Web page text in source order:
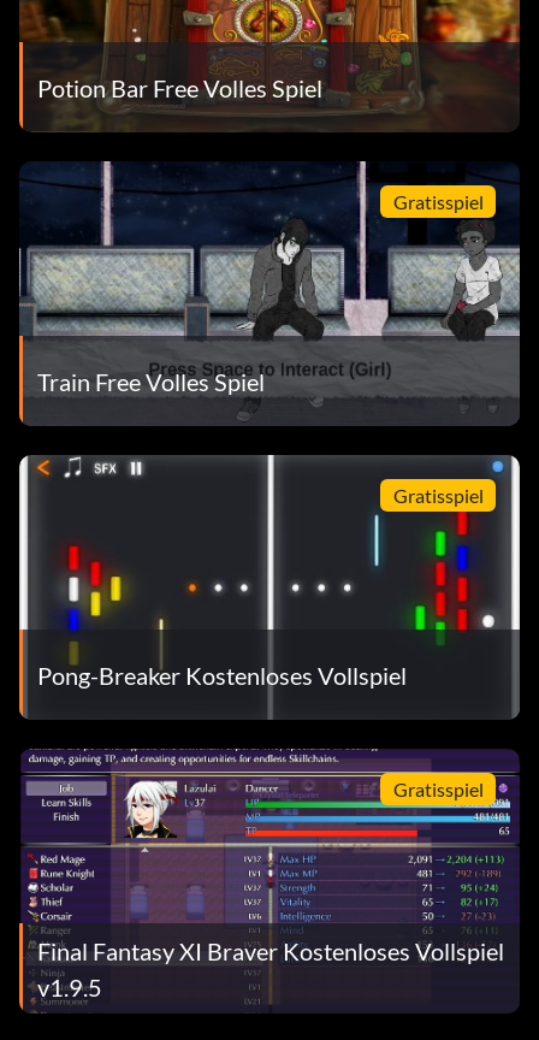
Potion Bar Free Volles Spiel
Gratisspiel
Train Free Volles Spiel
Gratisspiel
Pong-Breaker Kostenloses Vollspiel
Gratisspiel
Final Fantasy XI Braver Kostenloses Vollspiel
v1.9.5